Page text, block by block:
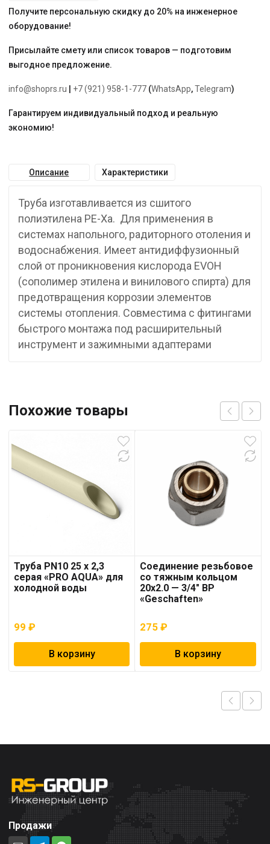
Получите персональную скидку до 20% на инженерное
оборудование!
Присылайте смету или список товаров — подготовим
выгодное предложение.
info@shoprs.ru +7 (921) 958-1-777 (WhatsApp,Telegram)
Гарантируем индивидуальный подход и реальную
экономию!
Описание Характеристики
Труба изготавливается из сшитого
полиэтилена PE-Xa. Для применения в
системах напольного, радиторного отоления и
водоснабжения. Имеет антидиффузионный
слой от проникновения кислорода EVOH
(сополимер этилена и винилового спирта) для
предотвращения коррозии элементов
системы отопления. Совместима с фитингами
быстрого монтажа под расширительный
инструмент и зажимными адаптерами
Похожие товары
Труба PN10 25 x 2,3
серая «PRO AQUA» для
холодной воды
99 ₽
В корзину
Соединение резьбовое
со тяжным кольцом
20х2.0 — 3/4″ ВР
«Geschaften»
275₽
В корзину
Продажи